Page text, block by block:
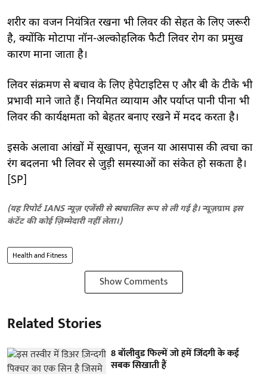
शरीर का वजन नियंत्रित रखना भी लिवर की सेहत के लिए जरूरी
है, क्योंकि मोटापा नॉन-अल्कोहलिक फैटी लिवर रोग का प्रमुख
कारण माना जाता है।
लिवर संक्रमण से बचाव के लिए हेपेटाइटिस ए और बी के टीके भी
प्रभावी माने जाते हैं। नियमित व्यायाम और पर्याप्त पानी पीना भी
लिवर की कार्यक्षमता को बेहतर बनाए रखने में मदद करता है।
इसके अलावा आंखों में सूखापन, सूजन या आसपास की त्वचा का
रंग बदलना भी लिवर से जुड़ी समस्याओं का संकेत हो सकता है।
[SP]
(यह रिपोर्ट IANS न्यूज़ एजेंसी से स्वचालित रूप से ली गई है।न्यूज़ग्राम इस
कंटेंट की कोई ज़िम्मेदारी नहीं लेता।)
Health and Fitness
Show Comments
Related Stories
8 बॉलीवुड फिल्में जो हमें जिंदगी के कई
सबक सिखाती हैं